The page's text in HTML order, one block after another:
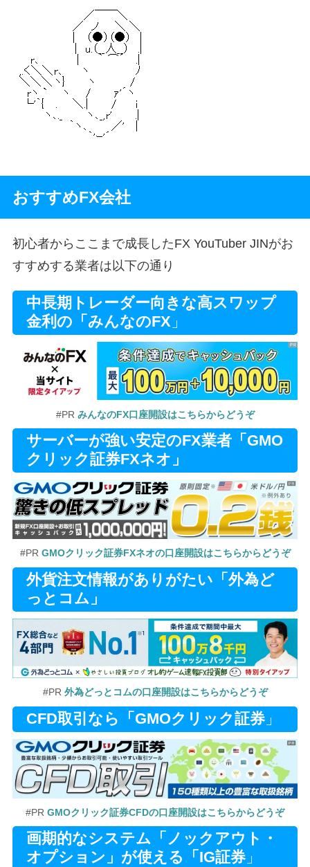
おすすめFX会社
初心者からここまで成長したFX YouTuber JINがお
すすめする業者は以下の通り
中長期トレーダー向きな高スワップ
金利の「みんなのFX 」
#PR みんなのFX口座開設はこちらからどうぞ
サーバーが強い安定のFX業者「GMO
クリック証券FXネオ」
#PR GMOクリック証券FXネオの口座開設はこちらからどうぞ
外貨注文情報がありがたい「外為ど
っとコム」
#PR 外為どっとコムの口座開設はこちらからどうぞ
CFD取引なら「GMOクリック証券」
#PR GMOクリック証券CFDの口座開設はこちらからどうぞ
画期的なシステム「ノックアウト・
オプション」が使える「IG証券」